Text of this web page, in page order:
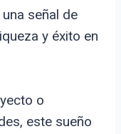
señal de
y éxito en
o
este sueño